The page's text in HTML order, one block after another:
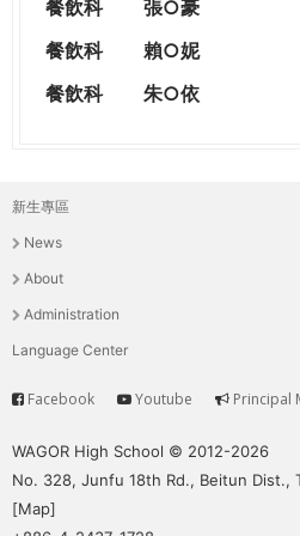
餐飲科 張○豪
餐飲科
賴○妮
餐飲科
朱○依
主
選
單
新生專區
News
About
Administration
Language Center
Service
Facebook Youtube Principal
WAGOR High School © 2012-2026
No. 328, Junfu 18th Rd., Beitun Dist.,
[Map]